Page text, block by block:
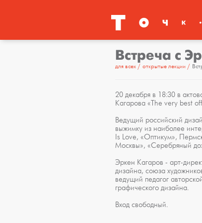
Встреча с
для всех открытые лекции
20 декабря в 18:30 в
Кагарова «The very best
Ведущий российский
выжимку из наиболее
Is Love, «Оптикум»,
Москвы», «Серебряный
Эркен Кагаров - арт-
дизайна, союза
ведущий педагог
графического дизайна.
Вход свободный.